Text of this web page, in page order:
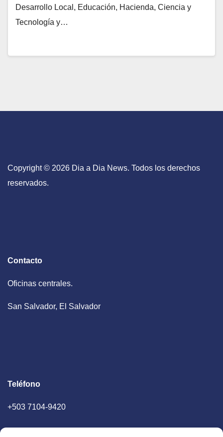
Desarrollo Local, Educación, Hacienda, Ciencia y
Tecnología y…
Copyright © 2026 Dia a Dia News. Todos los derechos
reservados.
Contacto
Oficinas centrales.
San Salvador, El Salvador
Teléfono
+503 7104-9420